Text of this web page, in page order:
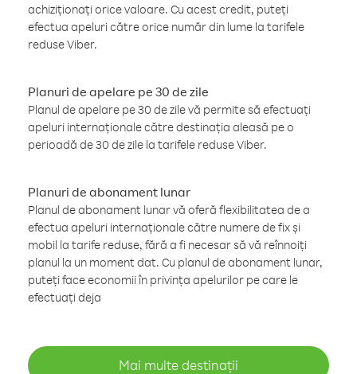
achiziționați orice valoare. Cu acest credit, puteți
efectua apeluri către orice număr din lume la tarifele
reduse Viber.
Planuri de apelare pe 30 de zile
Planul de apelare pe 30 de zile vă permite să efectuați
apeluri internaționale către destinația aleasă pe o
perioadă de 30 de zile la tarifele reduse Viber.
Planuri de abonament lunar
Planul de abonament lunar vă oferă flexibilitatea de a
efectua apeluri internaționale către numere de fix și
mobil la tarife reduse, fără a fi necesar să vă reînnoiți
planul la un moment dat. Cu planul de abonament lunar,
puteți face economii în privința apelurilor pe care le
efectuați deja
Mai multe destinații